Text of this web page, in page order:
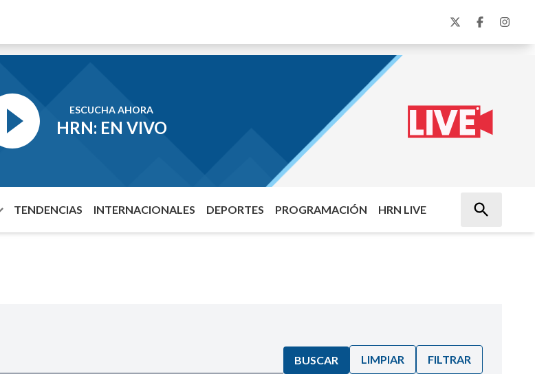
ESCUCHA AHORA
HRN: EN VIVO
TENDENCIAS INTERNACIONALES DEPORTES PROGRAMACIÓN HRN LIVE
BUSCAR LIMPIAR FILTRAR